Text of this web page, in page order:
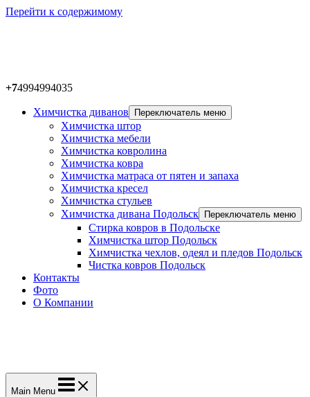
Перейти к содержимому
+74994994035
Химчистка диванов Переключатель меню
Химчистка штор
Химчистка мебели
Химчистка ковролина
Химчистка ковра
Химчистка матраса от пятен и запаха
Химчистка кресел
Химчистка стульев
Химчистка дивана Подольск
Переключатель меню
Стирка ковров в Подольске
Химчистка штор Подольск
Химчистка чехлов, одеял и пледов Подольск
Чистка ковров Подольск
Контакты
Фото
О Компании
Main Menu